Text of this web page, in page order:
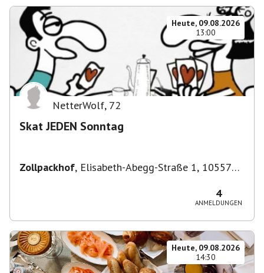
Heute, 09.08.2026
13:00
NetterWolf, 72
Skat JEDEN Sonntag
Zollpackhof, Elisabeth-Abegg-Straße 1, 10557
4
ANMELDUNGEN
Heute, 09.08.2026
14:30